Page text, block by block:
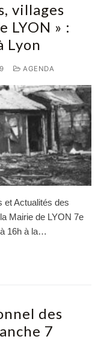
villages
LYON » :
Lyon
AGENDA
et Actualités des
Mairie de LYON 7e
16h à la…
des
7